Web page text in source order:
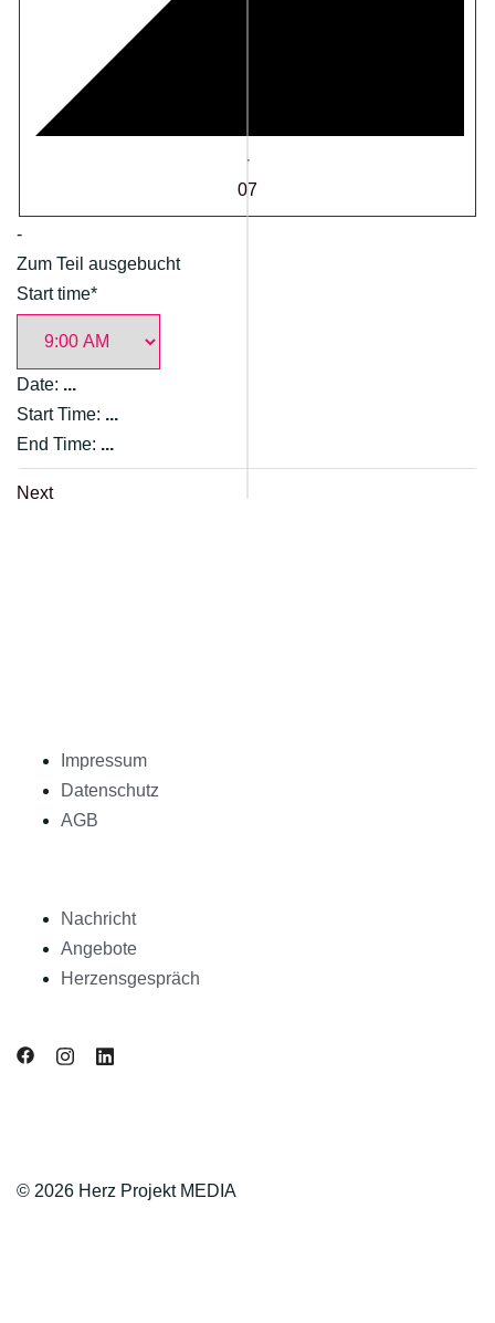
·
07
-
Zum Teil ausgebucht
Start time*
Date: ...
Start Time: ...
End Time: ...
Next
Impressum
Datenschutz
AGB
Nachricht
Angebote
Herzensgespräch
© 2026 Herz Projekt MEDIA